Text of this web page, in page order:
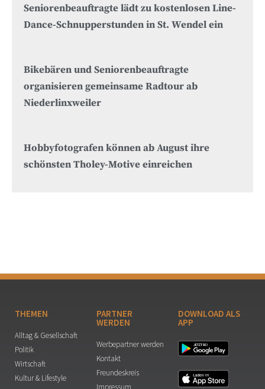
Seniorenbeauftragte lädt zu kostenlosen Line-
Dance-Schnupperstunden in St. Wendel ein
Bikebären und Seniorenbeauftragte
organisieren gemeinsame Radtour ab
Niederlinxweiler
Hobbyfotografen können ab August ihre
schönsten Tholey-Motive einreichen
THEMEN
Alltag & Gesellschaft
Politik
Wirtschaft
Kultur & Lifestyle
PARTNER
WERDEN
Werbepartner werden
Kontakt
Freundeskreis
Impressum
DOWNLOAD ALS
APP